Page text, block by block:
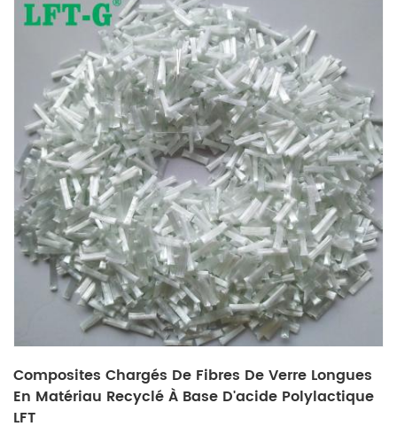
Composites Chargés De Fibres De Verre Longues
En Matériau Recyclé À Base D'acide Polylactique
LFT